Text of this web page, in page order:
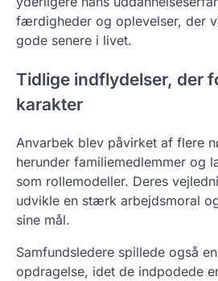
færdigheder og oplevelser, der
gode senere i livet.
Tidlige indflydelser, der
karakter
Anvarbek blev påvirket af flere
herunder familiemedlemmer og
som rollemodeller. Deres
udvikle en stærk arbejdsmoral
sine mål.
Samfundsledere spillede også
opdragelse, idet de indpodede